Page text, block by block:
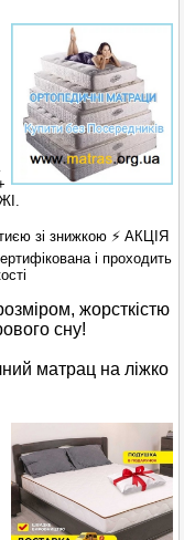
зі знижкою ⚡ АКЦІЯ
і проходить
жорсткістю
сну!
матрац на ліжко